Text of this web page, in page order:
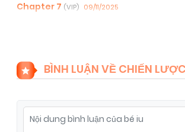
Chapter 7 (VIP) 09/11/2025
BÌNH LUẬN VỀ CHIẾN